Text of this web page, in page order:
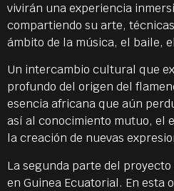
vivirán una experiencia
compartiendo su arte,
ámbito de la música, el baile,
Un intercambio cultural que
profundo del origen del
esencia africana que aún
así al conocimiento mutuo, el
la creación de nuevas
La segunda parte del
en Guinea Ecuatorial. En esta